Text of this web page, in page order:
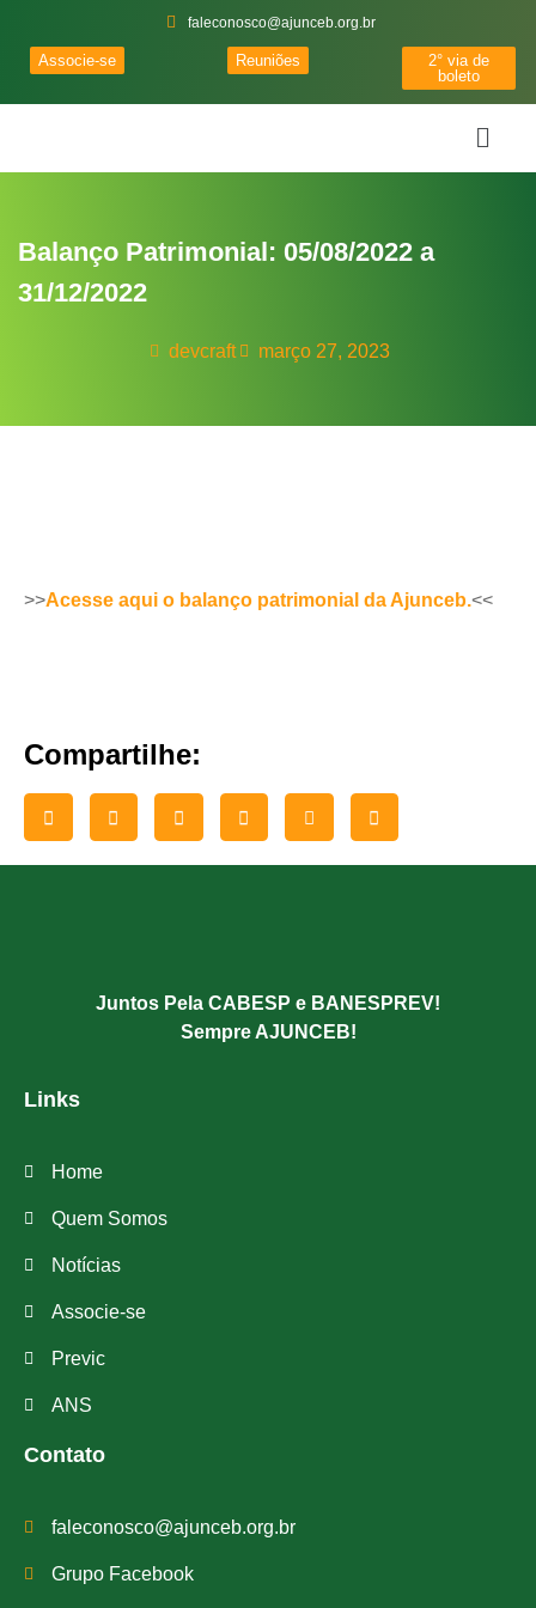
faleconosco@ajunceb.org.br
Associe-se Reuniões
2° via de
boleto
Balanço Patrimonial: 05/08/2022 a
31/12/2022
devcraft março 27, 2023
>>Acesse aqui o balanço patrimonial da Ajunceb.<<
Compartilhe:
Juntos Pela CABESP e BANESPREV!
Sempre AJUNCEB!
Links
Home
Quem Somos
Notícias
Associe-se
Previc
ANS
Contato
faleconosco@ajunceb.org.br
Grupo Facebook